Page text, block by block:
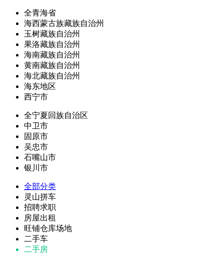
全青海省
海西蒙古族藏族自治州
玉树藏族自治州
果洛藏族自治州
海南藏族自治州
黄南藏族自治州
海北藏族自治州
海东地区
西宁市
全宁夏回族自治区
中卫市
固原市
吴忠市
石嘴山市
银川市
全部分类
灵山拼车
招聘求职
房屋出租
旺铺仓库场地
二手车
二手房